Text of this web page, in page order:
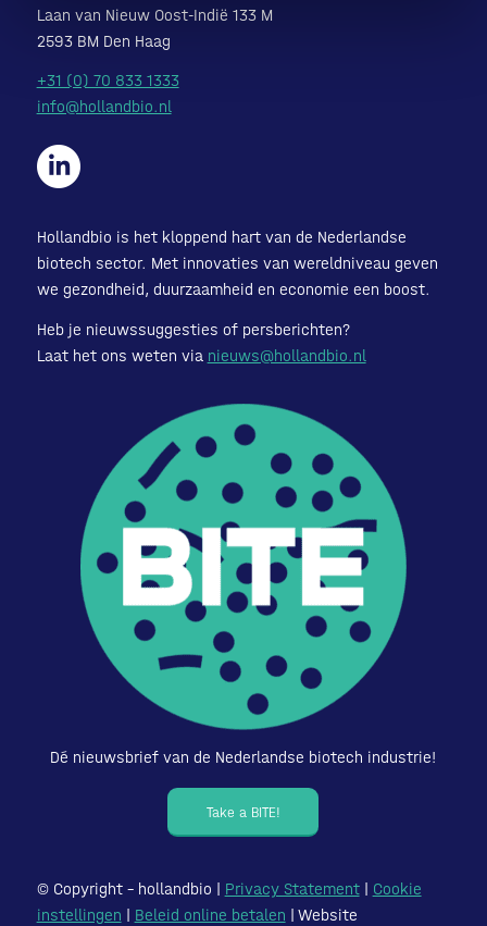
Laan van Nieuw Oost-Indië 133 M
2593 BM Den Haag
+31 (0) 70 833 1333
info@hollandbio.nl
Hollandbio is het kloppend hart van de Nederlandse
biotech sector. Met innovaties van wereldniveau geven
we gezondheid, duurzaamheid en economie een boost.
Heb je nieuwssuggesties of persberichten?
Laat het ons weten via nieuws@hollandbio.nl
Dé nieuwsbrief van de Nederlandse biotech industrie!
Take a BITE!
© Copyright – hollandbio | Privacy Statement| Cookie
instellingen | Beleid online betalen | Website